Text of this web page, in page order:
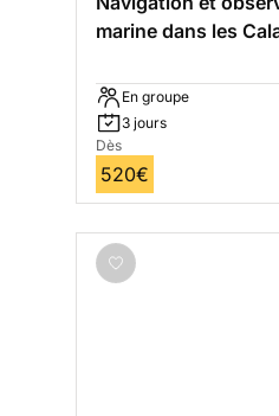
marine dans les
En groupe
3 jours
Dès
520€